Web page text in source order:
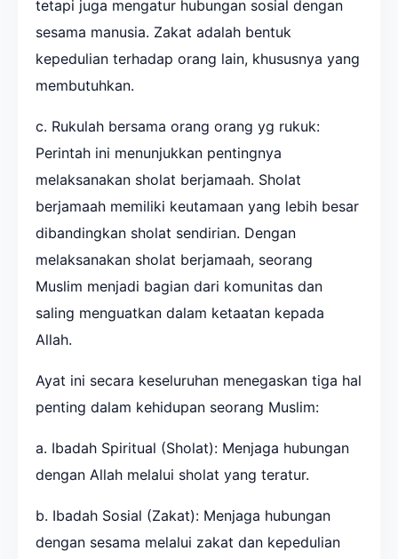
tetapi juga mengatur hubungan sosial dengan
sesama manusia. Zakat adalah bentuk
kepedulian terhadap orang lain, khususnya yang
membutuhkan.
c. Rukulah bersama orang orang yg rukuk:
Perintah ini menunjukkan pentingnya
melaksanakan sholat berjamaah. Sholat
berjamaah memiliki keutamaan yang lebih besar
dibandingkan sholat sendirian. Dengan
melaksanakan sholat berjamaah, seorang
Muslim menjadi bagian dari komunitas dan
saling menguatkan dalam ketaatan kepada
Allah.
Ayat ini secara keseluruhan menegaskan tiga hal
penting dalam kehidupan seorang Muslim:
a. Ibadah Spiritual (Sholat): Menjaga hubungan
dengan Allah melalui sholat yang teratur.
b. Ibadah Sosial (Zakat): Menjaga hubungan
dengan sesama melalui zakat dan kepedulian